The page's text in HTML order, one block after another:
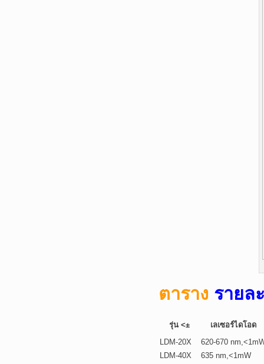
ตาราง รายล
รุ่น <±
เลเซอร์ไดโอด
LDM-20X
620-670
LDM-40X
635 nm,<1mW